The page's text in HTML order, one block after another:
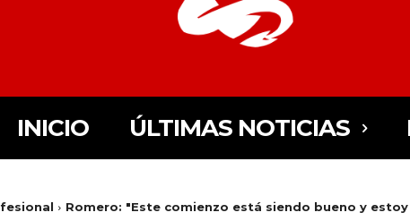
INICIO ÚLTIMAS NOTICIAS
Romero: "Este comienzo está siendo bueno y